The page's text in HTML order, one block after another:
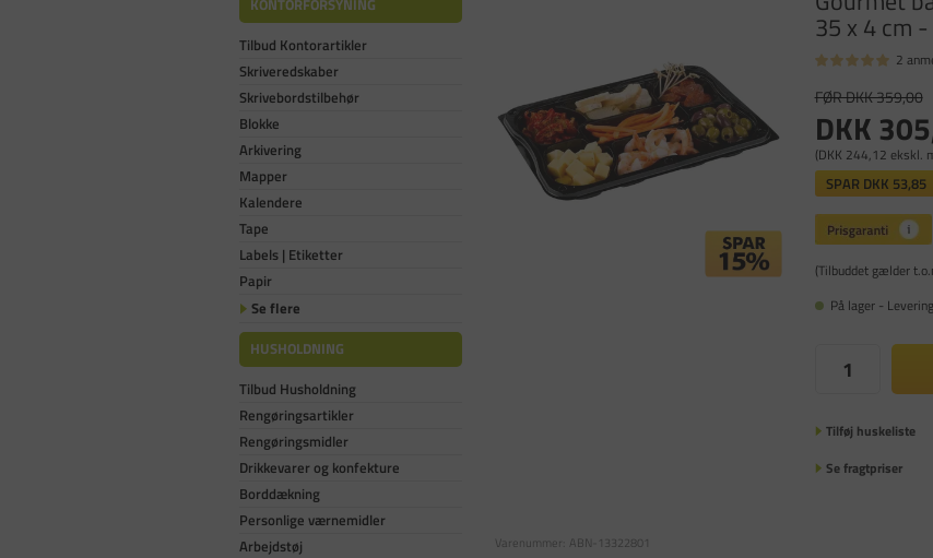
KONTORFORSYNING
Tilbud Kontorartikler
Skriveredskaber
Skrivebordstilbehør
Blokke
Arkivering
Mapper
Kalendere
Tape
Labels | Etiketter
Papir
Se flere
HUSHOLDNING
Tilbud Husholdning
Rengøringsartikler
Rengøringsmidler
Drikkevarer og konfekture
Borddækning
Personlige værnemidler
Arbejdstøj
35 x 4 cm
2
FØR DKK 359,00
DKK
(DKK 244,12 ekskl.
SPAR DKK 53,85
(Tilbuddet gælder
På lager -
Tilføj huskeliste
Se fragtpriser
Varenummer: ABN-13322801